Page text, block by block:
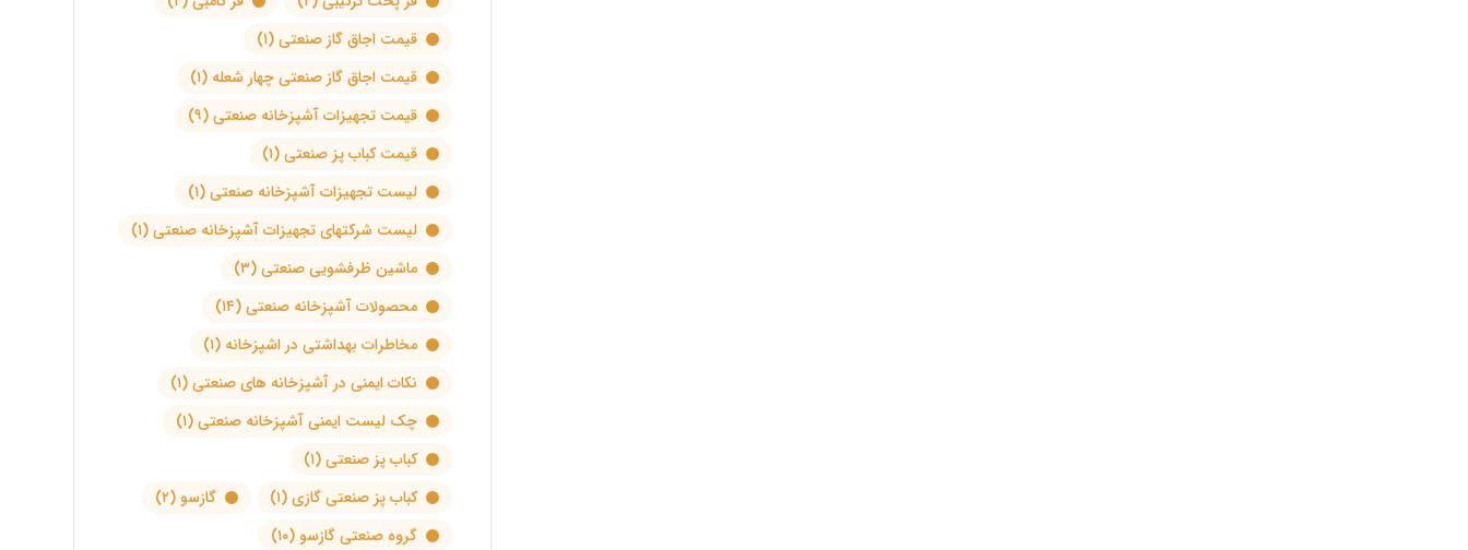
قیمت اجاق گاز صنعتی(۱)
قیمت اجاق گاز صنعتی چهار شعله (۱)
قیمت تجهیزات آشپزخانه صنعتی(۹)
قیمت کباب پز صنعتی(۱)
لیست تجهیزات آشپزخانه صنعتی(۱)
لیست شرکتهای تجهیزات آشپزخانه صنعتی(۱)
ماشین ظرفشویی صنعتی(۳)
محصولات آشپزخانه صنعتی(۱۴)
مخاطرات بهداشتی در اشپزخانه (۱)
نکات ایمنی در آشپزخانه های صنعتی(۱)
چک لیست ایمنی آشپزخانه صنعتی(۱)
کباب پز صنعتی(۱)
کباب پز صنعتی گازی(۱) گازسو (۲)
گروه صنعتی گازسو (۱۰)